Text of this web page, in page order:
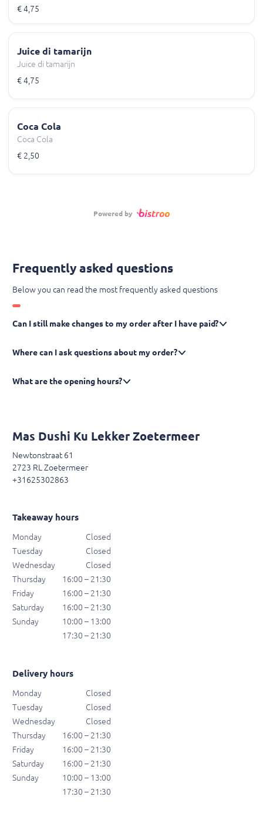
€ 4,75
Juice di tamarijn
Juice di tamarijn
€ 4,75
Coca Cola
Coca Cola
€ 2,50
Powered by
Frequently asked questions
Below you can read the most frequently asked questions
Can I still make changes to my order after I have paid?
Where can I ask questions about my order?
What are the opening hours?
Mas Dushi Ku Lekker Zoetermeer
Newtonstraat 61
2723 RL Zoetermeer
+31625302863
Takeaway hours
Monday
Closed
Tuesday
Closed
Wednesday
Closed
Thursday
16:00 – 21:30
Friday
16:00 – 21:30
Saturday
16:00 – 21:30
Sunday
10:00 – 13:00
17:30 – 21:30
Delivery hours
Monday
Closed
Tuesday
Closed
Wednesday
Closed
Thursday
16:00 – 21:30
Friday
16:00 – 21:30
Saturday
16:00 – 21:30
Sunday
10:00 – 13:00
17:30 – 21:30